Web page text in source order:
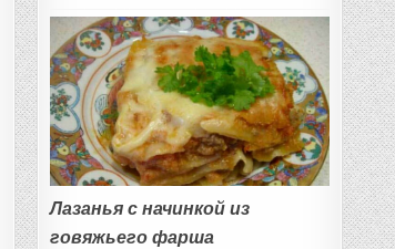
Лазанья с начинкой из
говяжьего фарша